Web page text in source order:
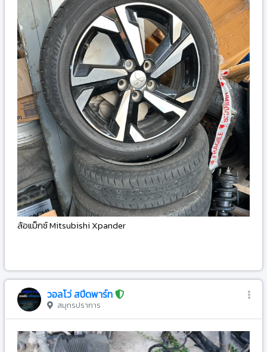
ล้อแม็กซ์ Mitsubishi Xpander
วอลโว่ สปีดพาร์ท
สมุทรปราการ